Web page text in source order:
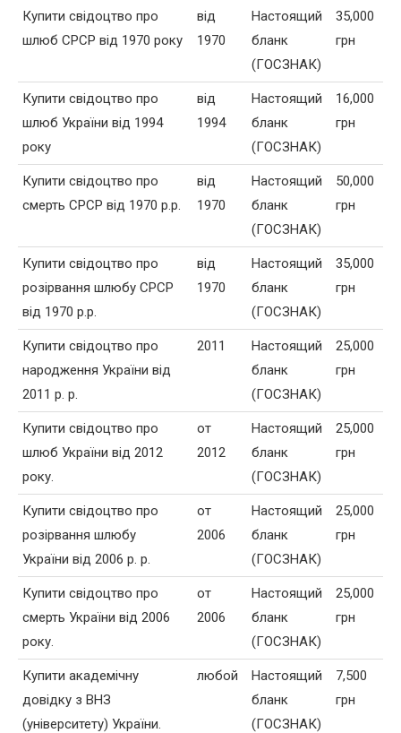
Купити свідоцтво про
шлюб СРСР від 1970 року
від
1970
Настоящий
бланк
(ГОСЗНАК)
35,000
грн
Купити свідоцтво про
шлюб України від 1994
року
від
1994
Настоящий
бланк
(ГОСЗНАК)
16,000
грн
Купити свідоцтво про
смерть СРСР від 1970 р.р.
від
1970
Настоящий
бланк
(ГОСЗНАК)
50,000
грн
Купити свідоцтво про
розірвання шлюбу СРСР
від 1970 р.р.
від
1970
Настоящий
бланк
(ГОСЗНАК)
35,000
грн
Купити свідоцтво про
народження України від
2011 р. р.
2011
Настоящий
бланк
(ГОСЗНАК)
25,000
грн
Купити свідоцтво про
шлюб України від 2012
року.
от
2012
Настоящий
бланк
(ГОСЗНАК)
25,000
грн
Купити свідоцтво про
розірвання шлюбу
України від 2006 р. р.
от
2006
Настоящий
бланк
(ГОСЗНАК)
25,000
грн
Купити свідоцтво про
смерть України від 2006
року.
от
2006
Настоящий
бланк
(ГОСЗНАК)
25,000
грн
Купити академічну
довідку з ВНЗ
(університету) України.
любой
Настоящий
бланк
(ГОСЗНАК)
7,500
грн